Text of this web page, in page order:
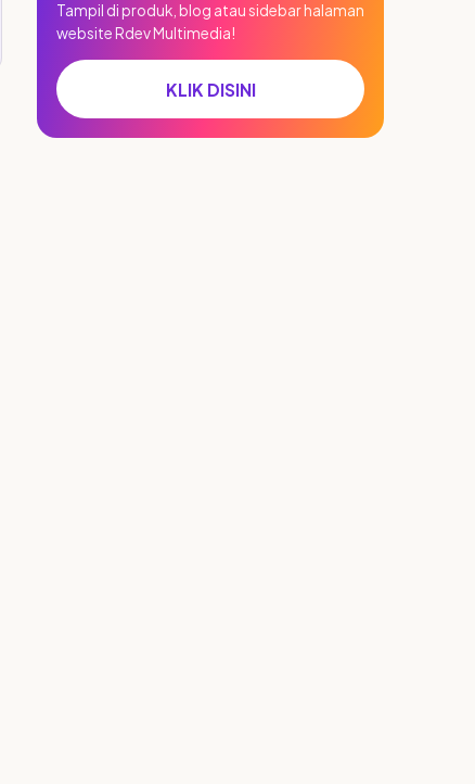
Tampil di produk, blog atau sidebar halaman
website Rdev Multimedia!
KLIK DISINI